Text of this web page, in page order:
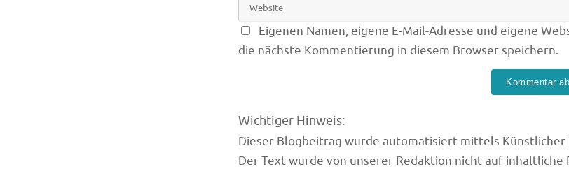
Eigenen Namen, eigene E-Mail-Adresse und eigene
die nächste Kommentierung in diesem Browser speichern.
Wichtiger Hinweis:
Dieser Blogbeitrag wurde automatisiert mittels
Der Text wurde von unserer Redaktion nicht auf inhaltliche